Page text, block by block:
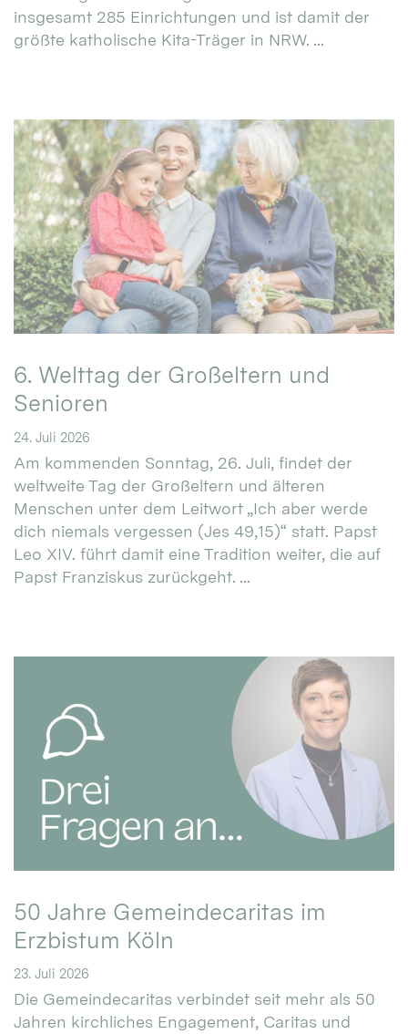
insgesamt 285 Einrichtungen und ist damit der
größte katholische Kita-Träger in NRW. ...
6. Welttag der Großeltern und
Senioren
24. Juli 2026
Am kommenden Sonntag, 26. Juli, findet der
weltweite Tag der Großeltern und älteren
Menschen unter dem Leitwort „Ich aber werde
dich niemals vergessen (Jes 49,15)“ statt. Papst
Leo XIV. führt damit eine Tradition weiter, die auf
Papst Franziskus zurückgeht. ...
50 Jahre Gemeindecaritas im
Erzbistum Köln
23. Juli 2026
Die Gemeindecaritas verbindet seit mehr als 50
Jahren kirchliches Engagement, Caritas und